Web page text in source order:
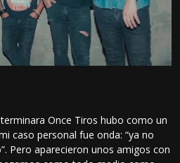
Once Tiros hubo como un
caso personal fue onda: “ya no
Pero aparecieron unos amigos con